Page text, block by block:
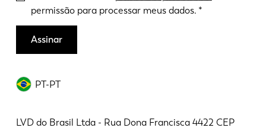
PT-PT
LVD do Brasil Ltda - Rua Dona Francisca 4422 CEP
permissão para processar meus dados.
Assinar